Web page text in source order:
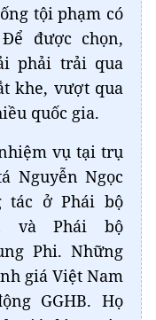
tội phạm có
được chọn,
phải trải qua
khe, vượt qua
quốc gia.
vụ tại trụ
Nguyễn Ngọc
tác ở Phái bộ
và Phái bộ
Phi. Những
giá Việt Nam
GGHB. Họ